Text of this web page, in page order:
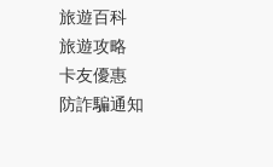
旅遊百科
旅遊攻略
卡友優惠
防詐騙通知